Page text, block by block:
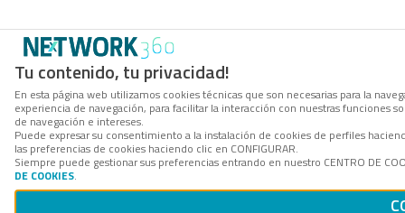
Tu contenido, tu privacidad!
En esta página web utilizamos cookies técnicas que son necesarias para la
experiencia de navegación, para facilitar la interacción con nuestras funciones
de navegación e intereses.
Puede expresar su consentimiento a la instalación de cookies de perfiles
las preferencias de cookies haciendo clic en CONFIGURAR.
Siempre puede gestionar sus preferencias entrando en nuestro CENTRO DE
DE COOKIES.